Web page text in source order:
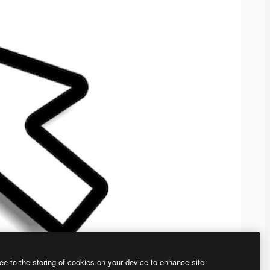
to the storing of cookies on your device to enhance site